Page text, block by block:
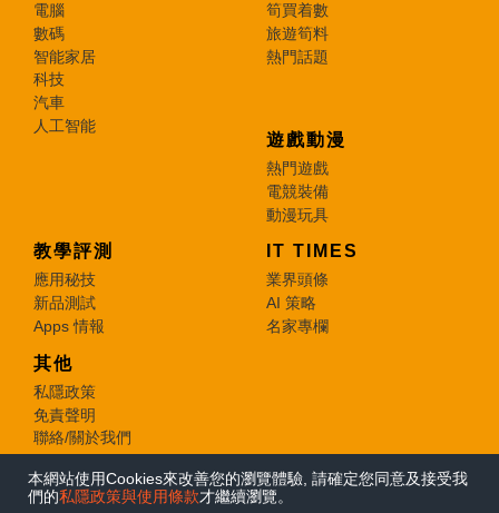
電腦
數碼
智能家居
科技
汽車
人工智能
筍買着數
旅遊筍料
熱門話題
遊戲動漫
熱門遊戲
電競裝備
動漫玩具
教學評測
應用秘技
新品測試
Apps 情報
IT TIMES
業界頭條
AI 策略
名家專欄
其他
私隱政策
免責聲明
聯絡/關於我們
© 2026 e-zone. All Rights Reserved.
本網站使用Cookies來改善您的瀏覽體驗, 請確定您同意及接受我
們的私隱政策與使用條款才繼續瀏覽。